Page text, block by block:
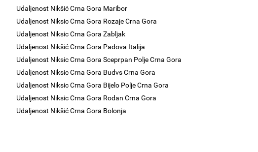
Udaljenost Nikšić Crna Gora Maribor
Udaljenost Niksic Crna Gora Rozaje Crna Gora
Udaljenost Niksic Crna Gora Zabljak
Udaljenost Nikšić Crna Gora Padova Italija
Udaljenost Niksic Crna Gora Sceprpan Polje Crna Gora
Udaljenost Niksic Crna Gora Budvs Crna Gora
Udaljenost Niksic Crna Gora Bijelo Polje Crna Gora
Udaljenost Niksic Crna Gora Rodan Crna Gora
Udaljenost Nikšić Crna Gora Bolonja